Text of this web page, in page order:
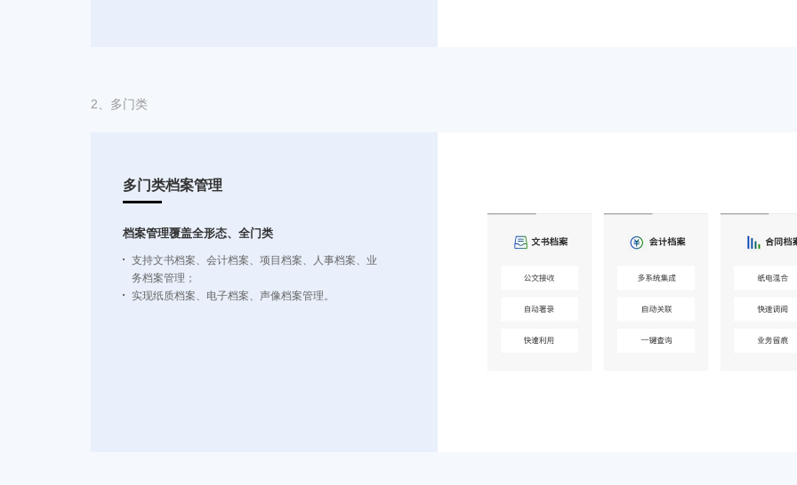
2、 多门类
多门类档案管理
档案管理覆盖全形态、全门类
支持文书档案、会计档案、项目档案、人事档案、业
务档案管理；
实现纸质档案、电子档案、声像档案管理。